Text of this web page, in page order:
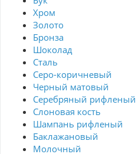
Хром
Золото
Бронза
Шоколад
Сталь
Серо-коричневый
Черный матовый
Серебряный рифленый
Слоновая кость
Шампань рифленый
Баклажановый
Молочный